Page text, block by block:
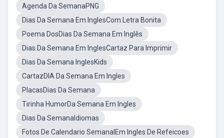
Agenda Da SemanaPNG
Dias Da Semana Em InglesCom Letra Bonita
Poema DosDias Da Semana Em Inglês
Dias Da Semana Em InglesCartaz Para Imprimir
Dias Da Semana InglesKids
CartazDIA Da Semana Em Ingles
PlacasDias Da Semana
Tirinha HumorDa Semana Em Ingles
Dias Da SemanaIdiomas
Fotos De Calendario SemanalEm Ingles De Refeicoes